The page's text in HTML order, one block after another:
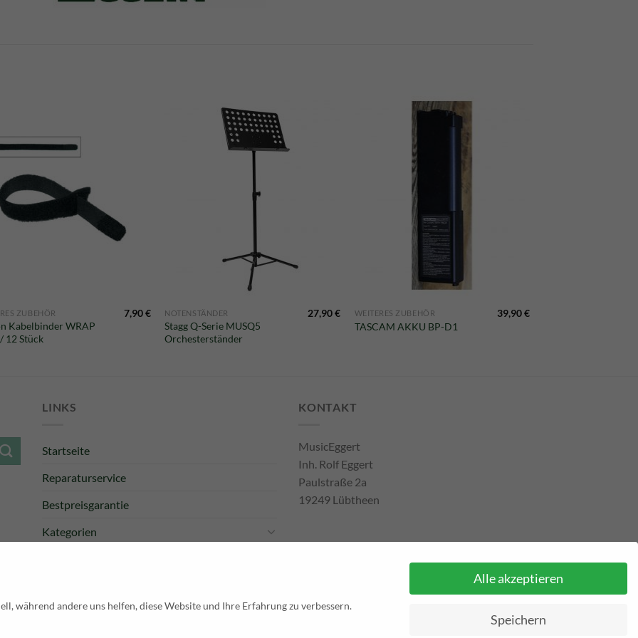
ZUBEHÖR
Kabelbinder WRAP
12 Stück
7,90€ NOTENSTÄNDER
Stagg Q-Serie MUSQ5
Orchesterständer
27,90€ WEITERES ZUBEHÖR
TASCAM AKKU BP-D1
39,90€
LINKS
Startseite
Reparaturservice
Bestpreisgarantie
Kategorien
KONTAKT
MusicEggert
Inh. Rolf Eggert
Paulstraße 2a
19249 Lübtheen
Telefon: +493885551353
PayPal E-Mail:
während andere uns helfen, diese Website und Ihre Erfahrung zu verbessern.
Alle akzeptieren
Speichern